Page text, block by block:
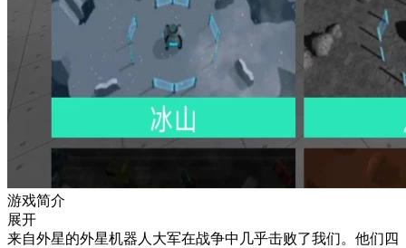
游戏简介
展开
来自外星的外星机器人大军在战争中几乎击败了我们。他们四